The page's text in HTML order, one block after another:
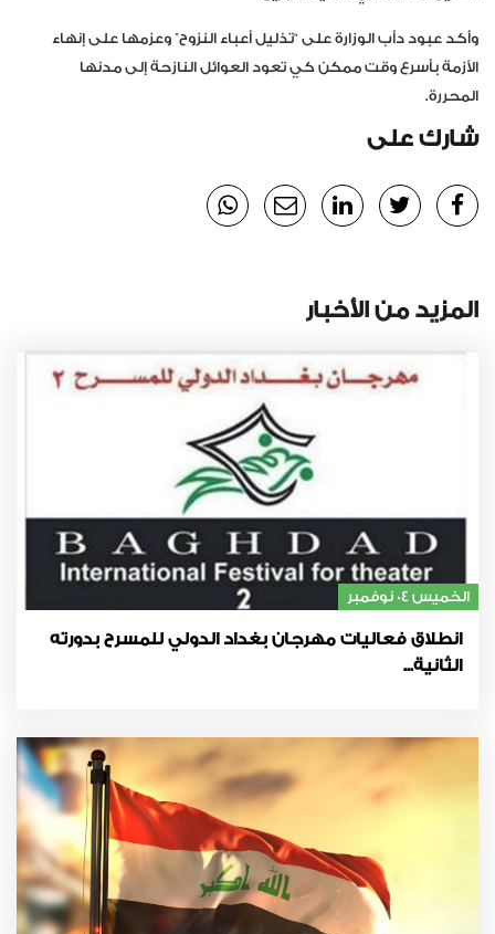
وأكد عبود دأب الوزارة على “تذليل أعباء النزوح” وعزمها على إنهاء
الأزمة بأسرع وقت ممكن كي تعود العوائل النازحة إلى مدنها
المحررة.
شارك على
المزيد من الأخبار
الخميس 04 نوفمبر
انطلاق فعاليات مهرجان بغداد الدولي للمسرح بدورته
الثانية...